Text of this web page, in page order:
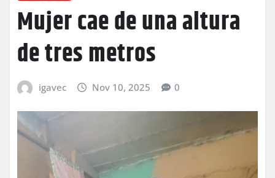
Mujer cae de una altura
de tres metros
igavec Nov 10, 2025 0